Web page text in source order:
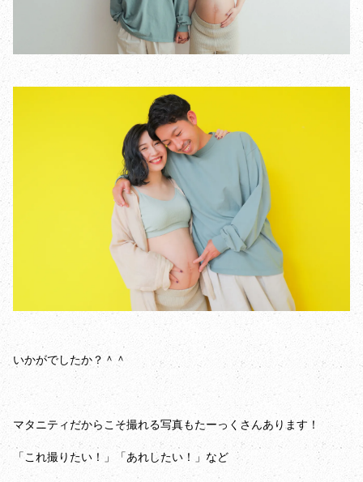
いかがでしたか？＾＾
マタニティだからこそ撮れる写真もたーっくさんあります！
「これ撮りたい！」「あれしたい！」など